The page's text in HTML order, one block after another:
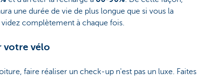
une durée de vie de plus longue que si vous la
complètement à chaque fois.
votre vélo
faire réaliser un check-up n'est pas un luxe. Faites